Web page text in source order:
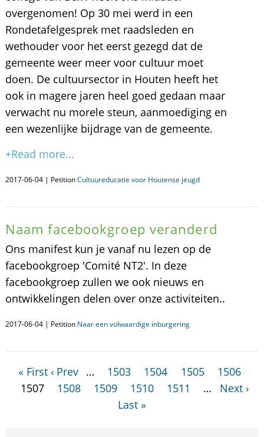
overgenomen! Op 30 mei werd in een
Rondetafelgesprek met raadsleden en
wethouder voor het eerst gezegd dat de
gemeente weer meer voor cultuur moet
doen. De cultuursector in Houten heeft het
ook in magere jaren heel goed gedaan maar
verwacht nu morele steun, aanmoediging en
een wezenlijke bijdrage van de gemeente.
+Read more...
2017-06-04 | PetitionCultuureducatie voor Houtense jeugd
Naam facebookgroep veranderd
Ons manifest kun je vanaf nu lezen op de
facebookgroep 'Comité NT2'. In deze
facebookgroep zullen we ook nieuws en
ontwikkelingen delen over onze activiteiten..
2017-06-04 | Petition Naar een volwaardige inburgering
« First ‹ Prev … 1503 1504 1505
1506
1507
1508 1509 1510 1511 …
Next ›
Last »